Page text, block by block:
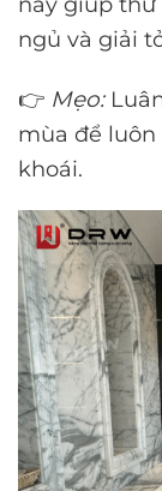
ngủ và giải
👉 Mẹo:
mùa để luôn
khoái.